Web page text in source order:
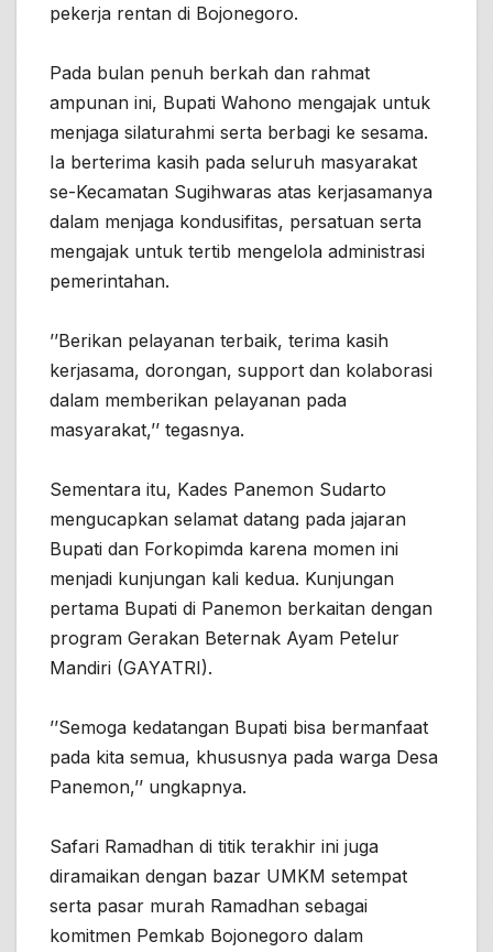
pekerja rentan di Bojonegoro.
Pada bulan penuh berkah dan rahmat
ampunan ini, Bupati Wahono mengajak untuk
menjaga silaturahmi serta berbagi ke sesama.
Ia berterima kasih pada seluruh masyarakat
se-Kecamatan Sugihwaras atas kerjasamanya
dalam menjaga kondusifitas, persatuan serta
mengajak untuk tertib mengelola administrasi
pemerintahan.
’’Berikan pelayanan terbaik, terima kasih
kerjasama, dorongan, support dan kolaborasi
dalam memberikan pelayanan pada
masyarakat,’’ tegasnya.
Sementara itu, Kades Panemon Sudarto
mengucapkan selamat datang pada jajaran
Bupati dan Forkopimda karena momen ini
menjadi kunjungan kali kedua. Kunjungan
pertama Bupati di Panemon berkaitan dengan
program Gerakan Beternak Ayam Petelur
Mandiri (GAYATRI).
’’Semoga kedatangan Bupati bisa bermanfaat
pada kita semua, khususnya pada warga Desa
Panemon,’’ ungkapnya.
Safari Ramadhan di titik terakhir ini juga
diramaikan dengan bazar UMKM setempat
serta pasar murah Ramadhan sebagai
komitmen Pemkab Bojonegoro dalam